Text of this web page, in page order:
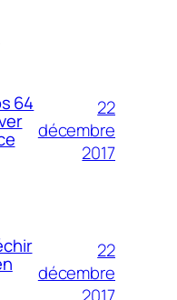
64
22
décembre
2017
22
décembre